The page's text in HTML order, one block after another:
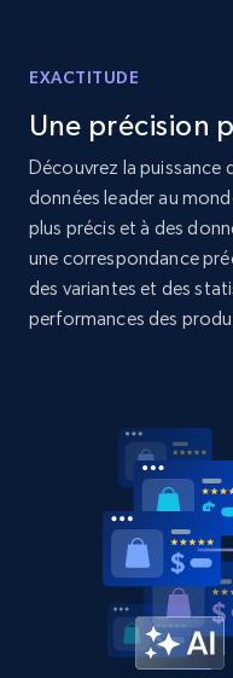
price, Currency,
2.1K+
Amazon products
products from
375+
URL, Product id,
Reviews count
EXACTITUDE
Une précision
Découvrez la puissance
données leader au
plus précis et à des
une correspondance
des variantes et des
performances des